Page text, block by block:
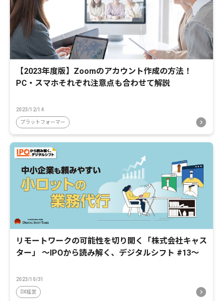
【2023年度版】Zoomのアカウント作成の方法！
PC・スマホそれぞれ注意点も合わせて解説
2023/12/14
プラットフォーマー
リモートワークの可能性を切り開く「株式会社キャス
ター」 〜IPOから読み解く、デジタルシフト #13〜
2023/10/31
DX経営